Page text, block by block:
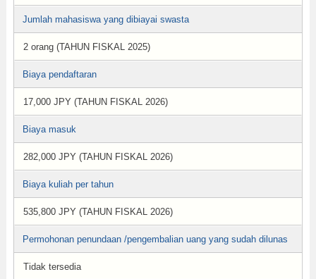
Jumlah mahasiswa yang dibiayai swasta
2 orang (TAHUN FISKAL 2025)
Biaya pendaftaran
17,000 JPY (TAHUN FISKAL 2026)
Biaya masuk
282,000 JPY (TAHUN FISKAL 2026)
Biaya kuliah per tahun
535,800 JPY (TAHUN FISKAL 2026)
Permohonan penundaan /pengembalian uang yang sudah dilunas
Tidak tersedia